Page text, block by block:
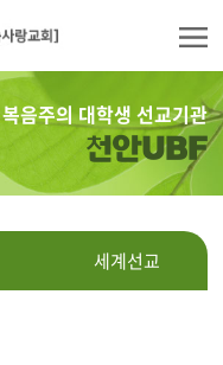
복음주의 대학생 선교기관
천안UBF
세계선교